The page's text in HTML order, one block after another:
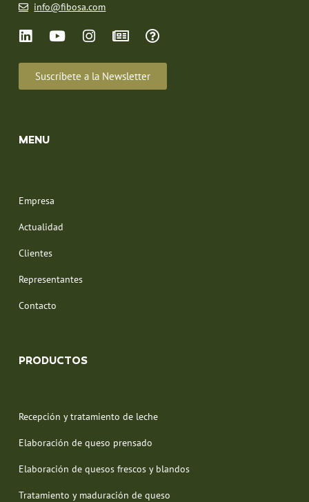
info@fibosa.com
Suscríbete a la Newsletter
MENU
Empresa
Actualidad
Clientes
Representantes
Contacto
PRODUCTOS
Recepción y tratamiento de leche
Elaboración de queso prensado
Elaboración de quesos frescos y blandos
Tratamiento y maduración de queso